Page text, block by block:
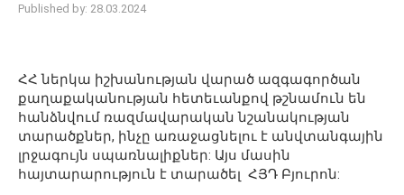
Published by: 28.03.2024
ՀՀ ներկա իշխանության վարած ազգագործան
քաղաքականության հետեւանքով թշնամուն են
հանձնվում ռազմավարական նշանակության
տարածքներ, ինչը առաջացնելու է անվտանգային
լրջագույն սպառնալիքներ: Այս մասին
հայտարարություն է տարածել ՀՅԴ Բյուրոն: